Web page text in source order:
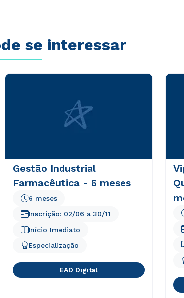
se interessar
Gestão Industrial
Farmacêutica - 6 meses
Início Imediato
6 meses
Especialização
Inscrição: 02/06 a 30/11
EAD Digital